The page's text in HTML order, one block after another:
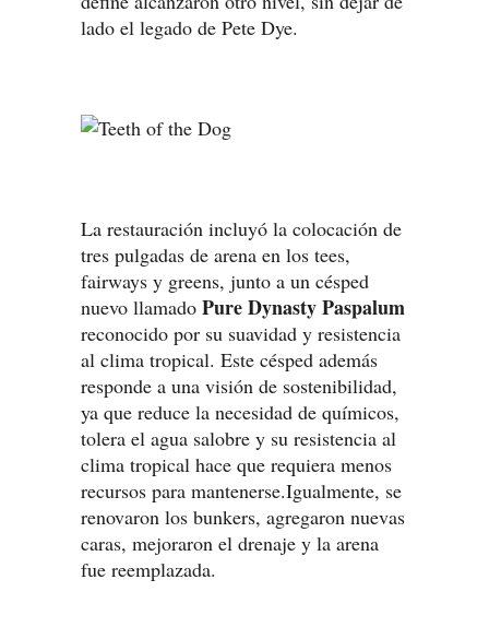
lado el legado de Pete Dye.
La restauración incluyó la colocación de
tres pulgadas de arena en los tees,
fairways y greens, junto a un césped
nuevo llamado Pure Dynasty Paspalum
reconocido por su suavidad y resistencia
al clima tropical. Este césped además
responde a una visión de sostenibilidad,
ya que reduce la necesidad de químicos,
tolera el agua salobre y su resistencia al
clima tropical hace que requiera menos
recursos para mantenerse.Igualmente, se
renovaron los bunkers, agregaron nuevas
caras, mejoraron el drenaje y la arena
fue reemplazada.